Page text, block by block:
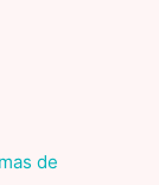
de